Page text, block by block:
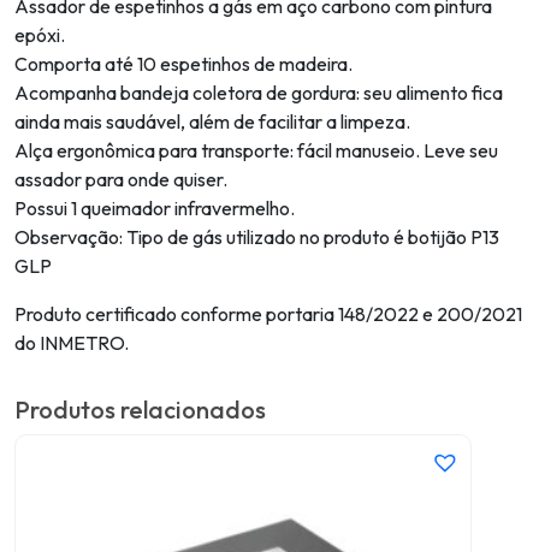
Assador de espetinhos a gás em aço carbono com pintura
epóxi.
Comporta até 10 espetinhos de madeira.
Acompanha bandeja coletora de gordura: seu alimento fica
ainda mais saudável, além de facilitar a limpeza.
Alça ergonômica para transporte: fácil manuseio. Leve seu
assador para onde quiser.
Possui 1 queimador infravermelho.
Observação: Tipo de gás utilizado no produto é botijão P13
GLP
Produto certificado conforme portaria 148/2022 e 200/2021
do INMETRO.
Produtos relacionados